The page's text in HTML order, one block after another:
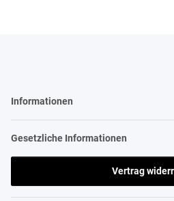
Informationen
Gesetzliche Informationen
Vertrag